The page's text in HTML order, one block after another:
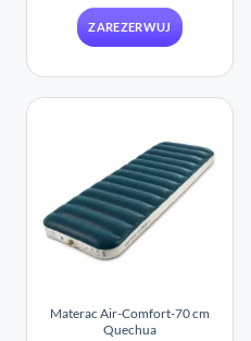
ZAREZERWUJ
Materac Air-Comfort-70 cm
Quechua